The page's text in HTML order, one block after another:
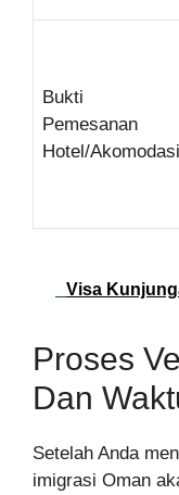
Bukti
Pemesanan
Hotel/Akomodasi
Visa
Proses
Dan
Setelah Anda
imigrasi Oman